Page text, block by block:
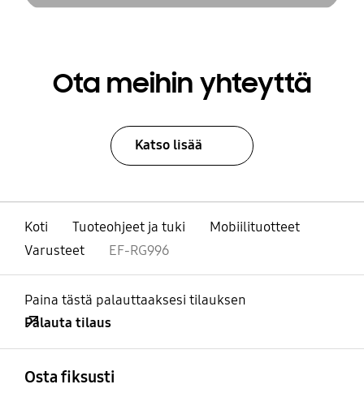
Ota meihin yhteyttä
Katso lisää
Koti Tuoteohjeet ja tuki
Mobiilituotteet
Varusteet
EF-RG996
Paina tästä palauttaaksesi tilauksen
Palauta tilaus
Osta fiksusti